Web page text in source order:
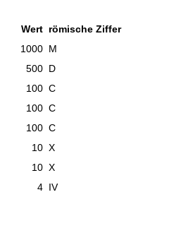
Wert römische Ziffer
1000 M
500 D
100 C
100 C
100 C
10 X
10 X
4 IV